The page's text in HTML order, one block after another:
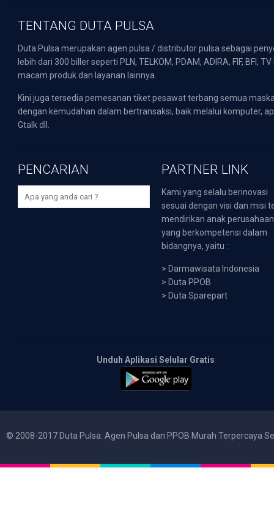
TENTANG DUTA PULSA
Duta Pulsa merupakan agen pulsa / distributor pulsa sebagai
lebih dari 300 biller seperti PLN, TELKOM, PDAM, ADIRA, FIF,
macam produk dan layanan lainnya.
Kini juga tersedia pemesanan tiket pesawat terbang semua
dengan kemudahan dalam bertransaksi, baik melalui komputer,
Gtalk dll.
PENCARIAN PARTNER LINK
Kami yang selalu berinovasi
sesuai dengan visi dan misi
mendirikan anak perusahaan
yang berkompetensi dalam
bidangnya, yaitu :
> Darmawisata Indonesia
> Duta PPOB
> Duta Sparepart
Unduh Aplikasi Selular Gratis
© 2008-2017 Duta Pulsa: Agen Pulsa dan PPOB Murah Terpercaya